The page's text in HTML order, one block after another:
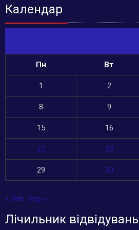
Календар
Пн Вт
1 2
8 9
15 16
22 23
29 30
« Лип Вер »
Лічильник відвідувань